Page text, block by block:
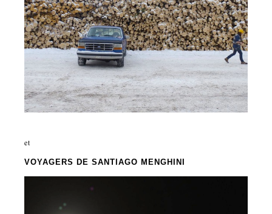
et
VOYAGERS DE SANTIAGO MENGHINI